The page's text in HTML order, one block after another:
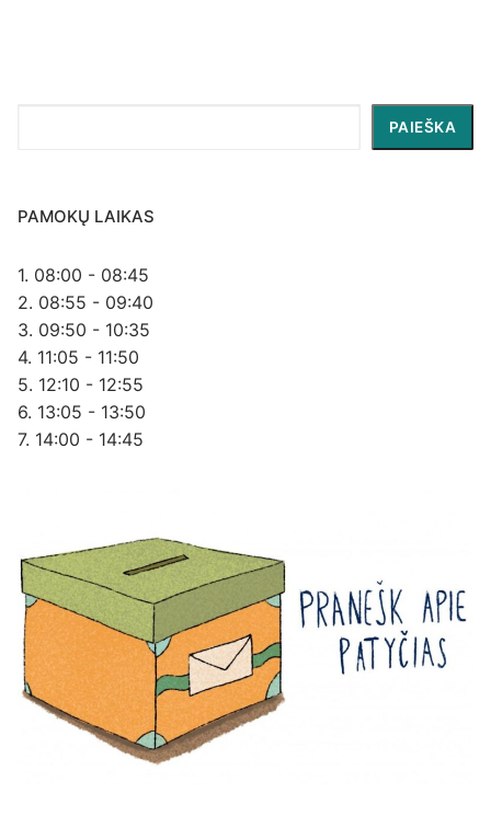
PAIEŠKA
PAMOKŲ LAIKAS
1. 08:00 - 08:45
2. 08:55 - 09:40
3. 09:50 - 10:35
4. 11:05 - 11:50
5. 12:10 - 12:55
6. 13:05 - 13:50
7. 14:00 - 14:45